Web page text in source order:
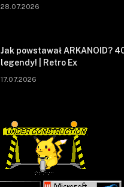
28.07.2026
Jak powstawał ARKANOID?
legendy! | Retro Ex
17.07.2026